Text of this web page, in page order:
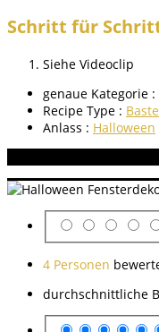
Schritt für
Siehe Videoclip
genaue Kategorie :
Recipe Type :
Anlass : Halloween
4 Personen
durchschnittliche